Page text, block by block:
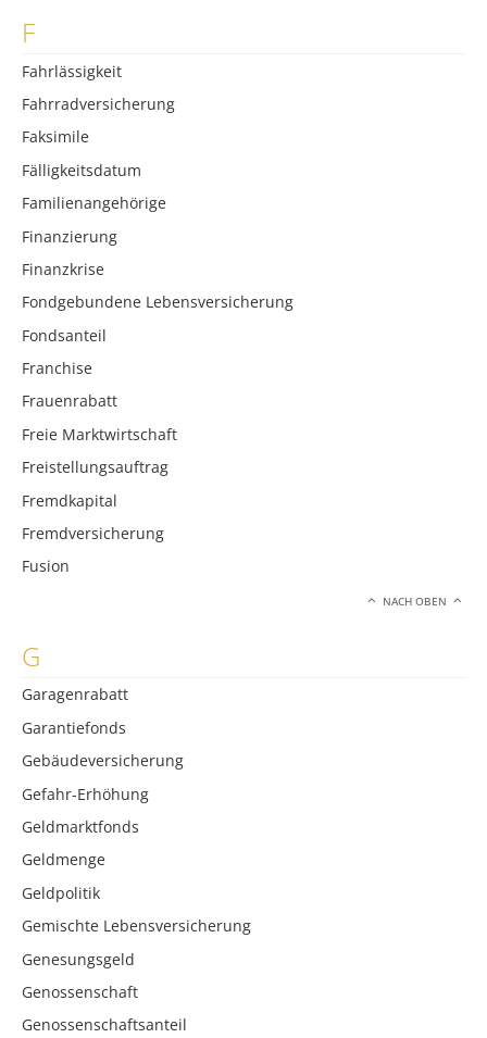
F
Fahrlässigkeit
Fahrradversicherung
Faksimile
Fälligkeitsdatum
Familienangehörige
Finanzierung
Finanzkrise
Fondgebundene Lebensversicherung
Fondsanteil
Franchise
Frauenrabatt
Freie Marktwirtschaft
Freistellungsauftrag
Fremdkapital
Fremdversicherung
Fusion
NACH OBEN
G
Garagenrabatt
Garantiefonds
Gebäudeversicherung
Gefahr-Erhöhung
Geldmarktfonds
Geldmenge
Geldpolitik
Gemischte Lebensversicherung
Genesungsgeld
Genossenschaft
Genossenschaftsanteil